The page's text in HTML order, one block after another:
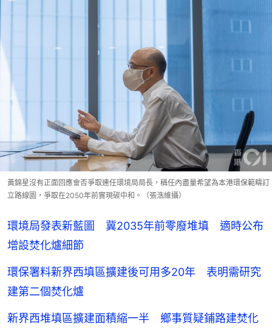
黃錦星沒有正面回應會否爭取連任環境局局長，稱任內盡量希望為本港環保範疇訂
立路線圖，爭取在2050年前實現碳中和。（張浩維攝）
環境局發表新藍圖 冀2035年前零廢堆填 適時公布
增設焚化爐細節
環保署料新界西填區擴建後可用多20年 表明需研究
建第二個焚化爐
新界西堆填區擴建面積縮一半 鄉事質疑鋪路建焚化